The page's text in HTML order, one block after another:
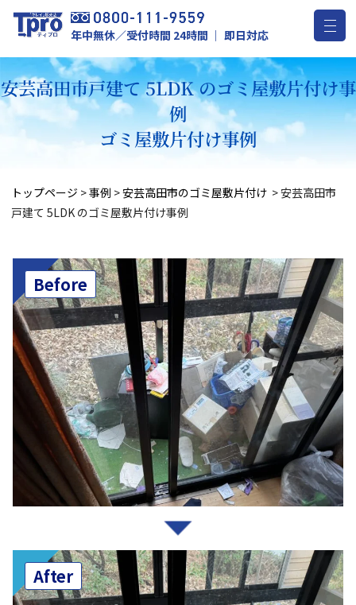
年中無休／受付時間 24時間 ｜ 即日対応
安芸高田市戸建て 5LDK のゴミ屋敷片付け事
例
ゴミ屋敷片付け事例
トップページ >事例 >安芸高田市のゴミ屋敷片付け >安芸高田市
戸建て 5LDK のゴミ屋敷片付け事例
Before
After